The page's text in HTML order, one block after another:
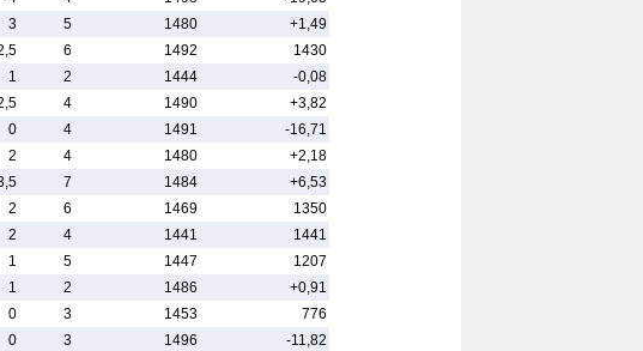
3 5 1480
+1,49
6 1492
1430
1 2 1444
-0,08
4 1490
+3,82
0 4 1491
-16,71
2 4 1480
+2,18
7 1484
+6,53
2 6 1469
1350
2 4 1441
1441
1 5 1447
1207
1 2 1486
+0,91
0 3 1453
776
0 3 1496
-11,82